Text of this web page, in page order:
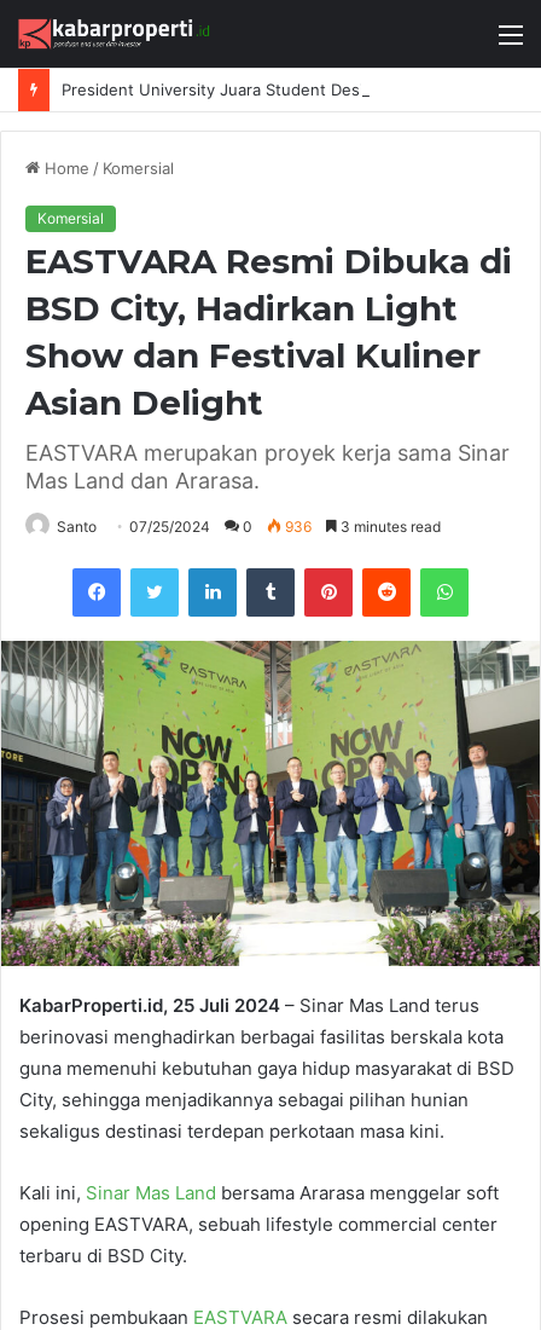
Home / Komersial
Komersial
EASTVARA Resmi Dibuka di
BSD City, Hadirkan Light
Show dan Festival Kuliner
Asian Delight
EASTVARA merupakan proyek kerja sama Sinar
Mas Land dan Ararasa.
Santo 07/25/2024 0 936 3 minutes read
FacebookTwitter LinkedInTumblr PinterestReddit
KabarProperti.id, 25 Juli 2024 – Sinar Mas Land terus
berinovasi menghadirkan berbagai fasilitas berskala kota
guna memenuhi kebutuhan gaya hidup masyarakat di BSD
City, sehingga menjadikannya sebagai pilihan hunian
sekaligus destinasi terdepan perkotaan masa kini.
Kali ini, Sinar Mas Land bersama Ararasa menggelar soft
opening EASTVARA, sebuah lifestyle commercial center
terbaru di BSD City.
Prosesi pembukaan EASTVARA secara resmi dilakukan